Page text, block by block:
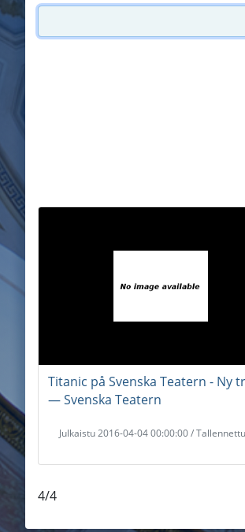
Titanic på Svenska Teatern - Ny
― Svenska Teatern
Julkaistu 2016-04-04 00:00:00 /
4/4